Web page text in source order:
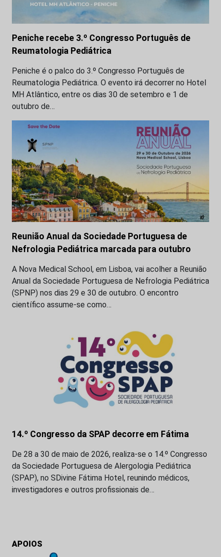
Peniche recebe 3.º Congresso Português de
Reumatologia Pediátrica
Peniche é o palco do 3.º Congresso Português de
Reumatologia Pediátrica. O evento irá decorrer no Hotel
MH Atlântico, entre os dias 30 de setembro e 1 de
outubro de…
Reunião Anual da Sociedade Portuguesa de
Nefrologia Pediátrica marcada para outubro
A Nova Medical School, em Lisboa, vai acolher a Reunião
Anual da Sociedade Portuguesa de Nefrologia Pediátrica
(SPNP) nos dias 29 e 30 de outubro. O encontro
científico assume-se como…
14.º Congresso da SPAP decorre em Fátima
De 28 a 30 de maio de 2026, realiza-se o 14.º Congresso
da Sociedade Portuguesa de Alergologia Pediátrica
(SPAP), no SDivine Fátima Hotel, reunindo médicos,
investigadores e outros profissionais de…
APOIOS